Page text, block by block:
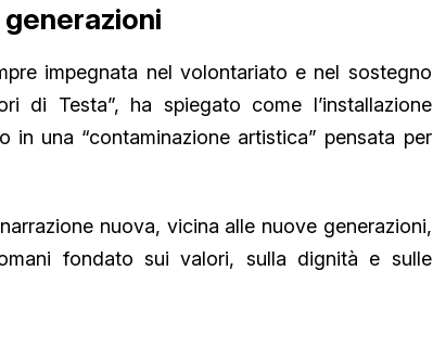
impegnata nel volontariato e nel sostegno
di Testa”, ha spiegato come l’installazione
una “contaminazione artistica” pensata per
nuova, vicina alle nuove generazioni,
fondato sui valori, sulla dignità e sulle